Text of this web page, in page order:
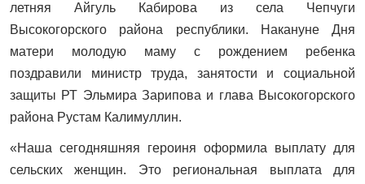
летняя Айгуль Кабирова из села Чепчуги
Высокогорского района республики. Накануне Дня
матери молодую маму с рождением ребенка
поздравили министр труда, занятости и социальной
защиты РТ Эльмира Зарипова и глава Высокогорского
района Рустам Калимуллин.
«Наша сегодняшняя героиня оформила выплату для
сельских женщин. Это региональная выплата для